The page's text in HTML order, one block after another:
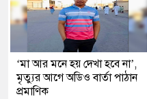
‘মা আর মনে হয় দেখা হবে না’,
মৃত্যুর আগে অডিও বার্তা পাঠান
প্রমাণিক